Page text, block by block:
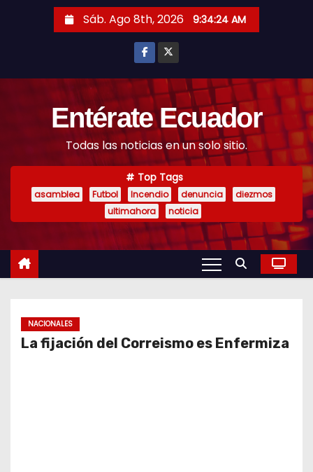
Sáb. Ago 8th, 2026 9:34:25 AM
Entérate Ecuador
Todas las noticias en un solo sitio.
Top Tags
asamblea Futbol Incendio denuncia
diezmos
ultimahora
noticia
NACIONALES
La fijación del Correismo es Enfermiza